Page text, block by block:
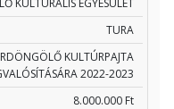
KULTURÁLIS EGYESÜLET
TURA
KULTÚRPAJTA
2022-2023
8.000.000 Ft